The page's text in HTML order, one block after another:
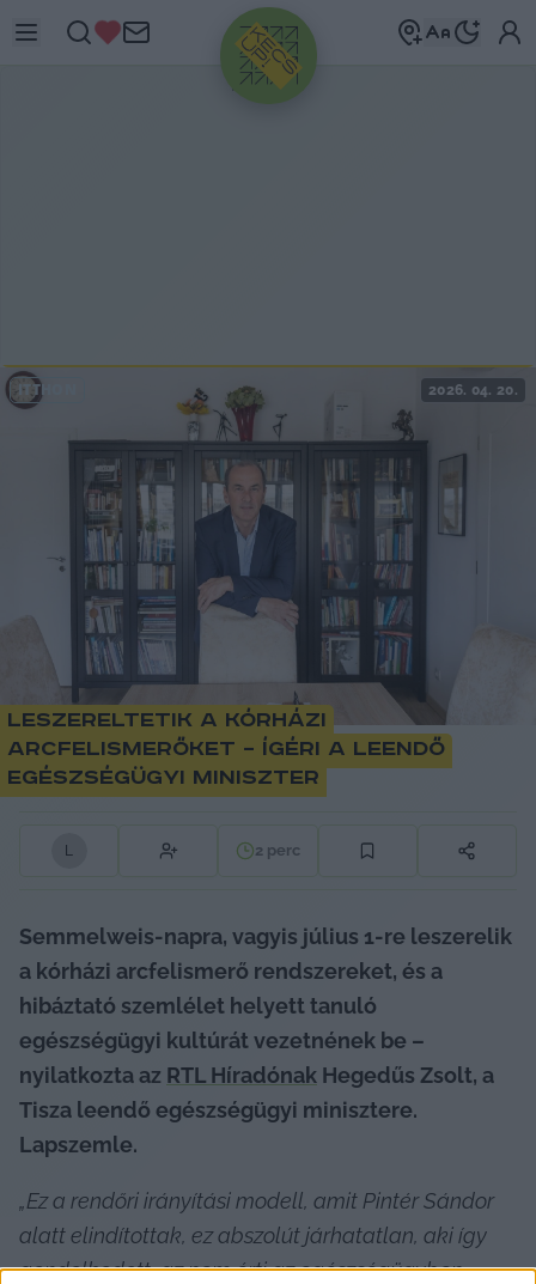
HIRDETÉS
ITTHON 2026. 04. 20.
Leszereltetik a kórházi
arcfelismerőket – ígéri a leendő
egészségügyi miniszter
L 2 perc
Semmelweis-napra, vagyis július 1-re leszerelik
a kórházi arcfelismerő rendszereket, és a
hibáztató szemlélet helyett tanuló
egészségügyi kultúrát vezetnének be –
nyilatkozta az RTL Híradónak Hegedűs Zsolt, a
Tisza leendő egészségügyi minisztere.
Lapszemle.
„Ez a rendőri irányítási modell, amit Pintér Sándor
alatt elindítottak, ez abszolút járhatatlan, aki így
gondolkodott, az nem érti az egészségügyben